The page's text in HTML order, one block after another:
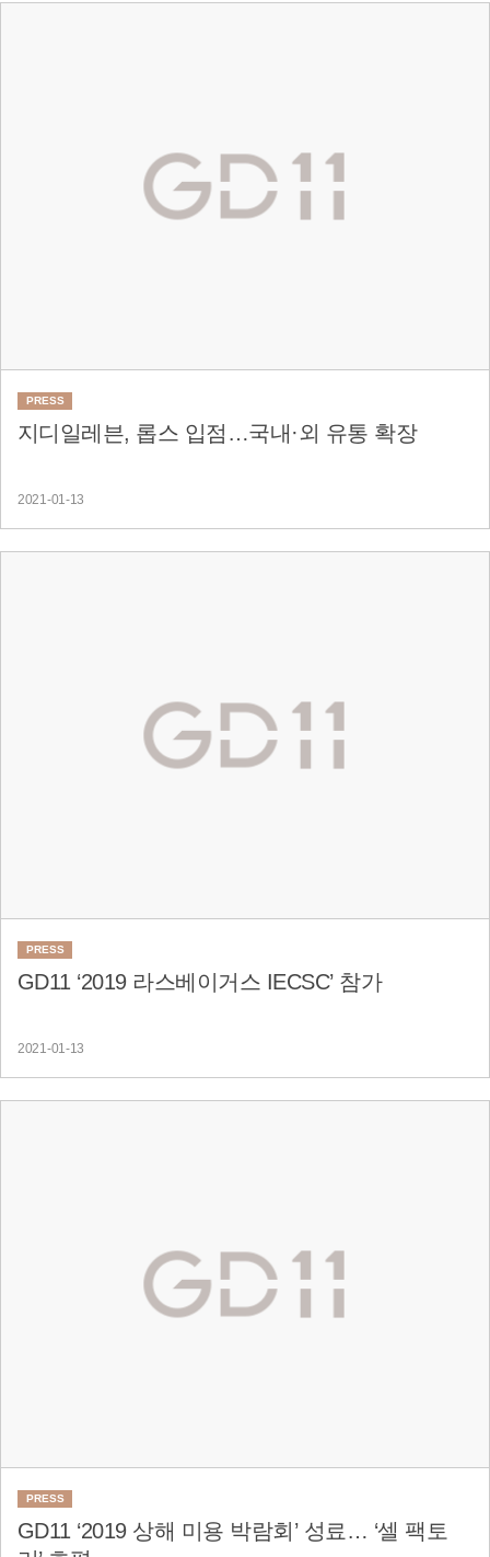
PRESS
지디일레븐, 롭스 입점…국내·외 유통 확장
2021-01-13
PRESS
GD11 ‘2019 라스베이거스 IECSC’ 참가
2021-01-13
PRESS
GD11 ‘2019 상해 미용 박람회’ 성료… ‘셀 팩토